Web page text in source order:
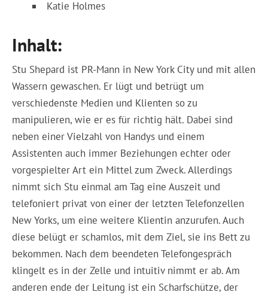
Katie Holmes
Inhalt:
Stu Shepard ist PR-Mann in New York City und mit allen
Wassern gewaschen. Er lügt und betrügt um
verschiedenste Medien und Klienten so zu
manipulieren, wie er es für richtig hält. Dabei sind
neben einer Vielzahl von Handys und einem
Assistenten auch immer Beziehungen echter oder
vorgespielter Art ein Mittel zum Zweck. Allerdings
nimmt sich Stu einmal am Tag eine Auszeit und
telefoniert privat von einer der letzten Telefonzellen
New Yorks, um eine weitere Klientin anzurufen. Auch
diese belügt er schamlos, mit dem Ziel, sie ins Bett zu
bekommen. Nach dem beendeten Telefongespräch
klingelt es in der Zelle und intuitiv nimmt er ab. Am
anderen ende der Leitung ist ein Scharfschütze, der